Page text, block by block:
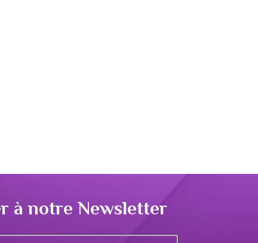
à notre Newsletter